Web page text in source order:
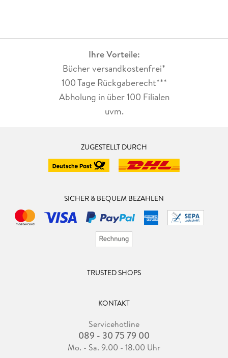
Ihre Vorteile:
Bücher versandkostenfrei*
100 Tage Rückgaberecht***
Abholung in über 100 Filialen
uvm.
ZUGESTELLT DURCH
SICHER & BEQUEM BEZAHLEN
TRUSTED SHOPS
KONTAKT
Servicehotline
089 - 30 75 79 00
Mo. - Sa. 9.00 - 18.00 Uhr